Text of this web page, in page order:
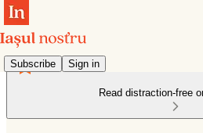
Subscribe Sign in
Read distraction-free